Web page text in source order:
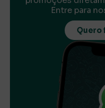
Entre para
Quero